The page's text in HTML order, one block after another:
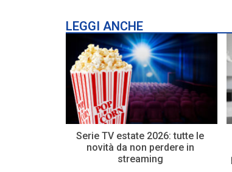
LEGGI ANCHE
Serie TV estate 2026: tutte le
novità da non perdere in
streaming